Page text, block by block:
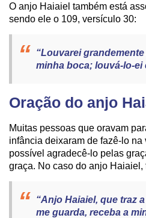
O anjo Haiaiel também está
sendo ele o 109, versículo 30:
“Louvarei
minha boca; louvá-lo-ei
Oração do anjo
Muitas pessoas que oravam
infância deixaram de fazê-lo
possível agradecê-lo pelas
graça. No caso do anjo Haiaiel,
“Anjo Haiaiel, que traz
me guarda, receba a